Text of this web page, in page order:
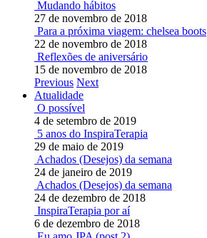
Mudando hábitos
27 de novembro de 2018
Para a próxima viagem: chelsea boots
22 de novembro de 2018
Reflexões de aniversário
15 de novembro de 2018
Previous Next
Atualidade
O possível
4 de setembro de 2019
5 anos do InspiraTerapia
29 de maio de 2019
Achados (Desejos) da semana
24 de janeiro de 2019
Achados (Desejos) da semana
24 de dezembro de 2018
InspiraTerapia por aí
6 de dezembro de 2018